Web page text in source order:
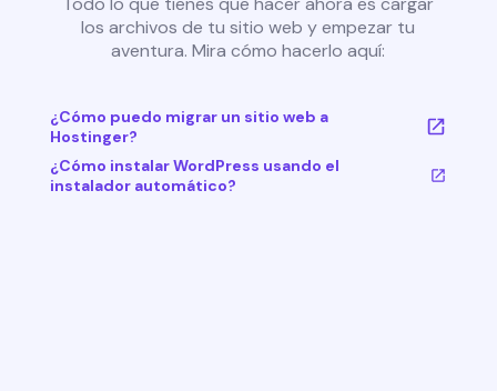
los archivos de tu sitio web y empezar tu
aventura. Mira cómo hacerlo aquí:
¿Cómo puedo migrar un sitio web a
Hostinger?
¿Cómo instalar WordPress usando el
instalador automático?